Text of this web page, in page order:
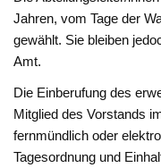
Jahren, vom Tage der
gewählt. Sie bleiben
Amt.
Die Einberufung des
Mitglied des Vorstands
fernmündlich oder
Tagesordnung und